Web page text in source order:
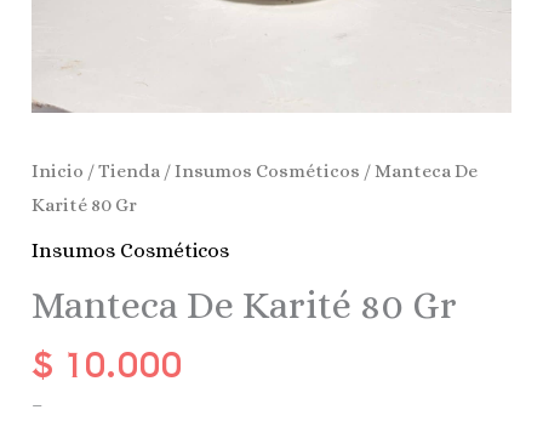
Inicio /Tienda /Insumos Cosméticos / Manteca De
Karité 80 Gr
Insumos Cosméticos
Manteca De Karité 80 Gr
$ 10.000
–